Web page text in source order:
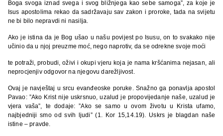
Boga svoga iznad svega i svog bližnjega kao sebe samoga”, za koje je
Isus apostolima rekao da sadržavaju sav zakon i proroke, tada na svijetu
ne bi bilo nepravdi ni nasilja.
Ako je istina da je Bog ušao u našu povijest po Isusu, on to svakako nije
učinio da u njoj preuzme moć, nego naprotiv, da se odrekne svoje moći
te potraži, probudi, oživi i okupi vjeru koja je nama kršćanima nejasan, ali
neprocjenjiv odgovor na njegovu darežljivost.
Ovaj je navještaj u srcu evanđeoske poruke. Snažno ga ponavlja apostol
Pavao: ”Ako Krist nije uskrsnuo, uzalud je propovijedanje naše, uzalud je
vjera vaša”, te dodaje: ”Ako se samo u ovom životu u Krista ufamo,
najbjedniji smo od svih ljudi” (1. Kor 15,14.19). Uskrs je blagdan naše
istine – pravde.